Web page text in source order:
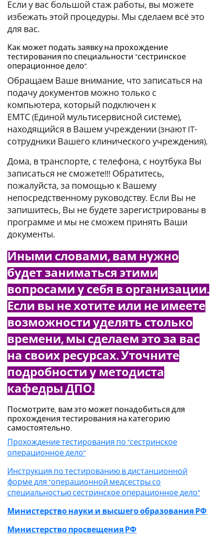
Если у вас большой стаж работы, вы можете
избежать этой процедуры. Мы сделаем всё это
для вас.
Как может подать заявку на прохождение
тестирования по специальности "сестринское
операционное дело".
Обращаем Ваше внимание, что записаться на
подачу документов можно только с
компьютера, который подключен к
ЕМТС (Единой мультисервисной системе),
находящийся в Вашем учреждении (знают IT-
сотрудники Вашего клинического учреждения).
Дома, в транспорте, с телефона, с ноутбука Вы
записаться не сможете!!! Обратитесь,
пожалуйста, за помощью к Вашему
непосредственному руководству. Если Вы не
запишитесь, Вы не будете зарегистрированы в
программе и мы не сможем принять Ваши
документы.
Иными словами, вам нужно
будет заниматься этими
вопросами у себя в организации.
Если вы не хотите или не имеете
возможности уделять столько
времени, мы сделаем это за вас
на своих ресурсах. Уточните
подробности у методиста
кафедры ДПО.
Посмотрите, вам это может понадобиться для
прохождения тестирования на категорию
самостоятельно.
Прохождение тестирования по "сестринское
операционное дело"
Инструкция по тестированию в дистанционной
форме для "операционной медсестры со
специальностью сестринское операционное дело"
Министерство науки и высшего образования РФ
Министерство просвещения РФ